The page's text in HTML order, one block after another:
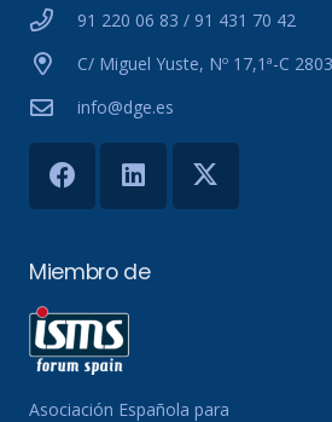
91 220 06 83 / 91 431 70 42
C/ Miguel Yuste, Nº 17,1ª-C
info@dge.es
Miembro de
Asociación Española para